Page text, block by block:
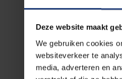
Deze website maakt
We gebruiken cookies
websiteverkeer te
media, adverteren en
over gebouwen, waar je
over subsidies die de
van wijkrenovatie of het